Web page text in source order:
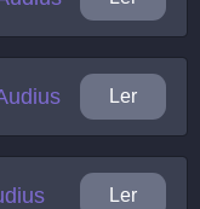
Ler
Ler